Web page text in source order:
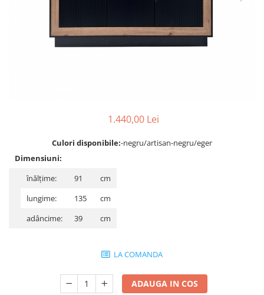
Sezlong living
1.440,00 Lei
Culori disponibile:-negru/artisan-negru/eger
Dimensiuni:
înălțime:
91
cm
lungime:
135
cm
adâncime:
39 cm
LA COMANDA
ADAUGA IN COS